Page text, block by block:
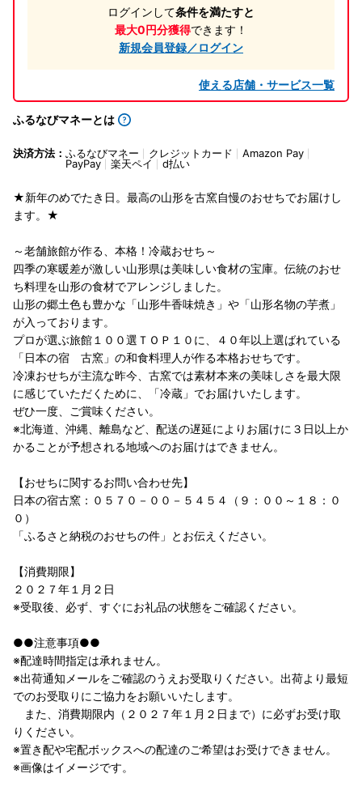
ログインして条件を満たすと
最大0円分獲得できます！
新規会員登録／ログイン
使える店舗・サービス一覧
ふるなびマネーとは
決済方法： ふるなびマネー クレジットカード
Amazon Pay
PayPay
楽天ペイ d払い
★新年のめでたき日。最高の山形を古窯自慢のおせちでお届けし
ます。★
～老舗旅館が作る、本格！冷蔵おせち～
四季の寒暖差が激しい山形県は美味しい食材の宝庫。伝統のおせ
ち料理を山形の食材でアレンジしました。
山形の郷土色も豊かな「山形牛香味焼き」や「山形名物の芋煮」
が入っております。
プロが選ぶ旅館１００選ＴＯＰ１０に、４０年以上選ばれている
「日本の宿 古窯」の和食料理人が作る本格おせちです。
冷凍おせちが主流な昨今、古窯では素材本来の美味しさを最大限
に感じていただくために、「冷蔵」でお届けいたします。
ぜひ一度、ご賞味ください。
※北海道、沖縄、離島など、配送の遅延によりお届けに３日以上か
かることが予想される地域へのお届けはできません。
【おせちに関するお問い合わせ先】
日本の宿古窯：０５７０－００－５４５４（９：００～１８：０
０）
「ふるさと納税のおせちの件」とお伝えください。
【消費期限】
２０２７年１月２日
※受取後、必ず、すぐにお礼品の状態をご確認ください。
●●注意事項●●
※配達時間指定は承れません。
※出荷通知メールをご確認のうえお受取りください。出荷より最短
でのお受取りにご協力をお願いいたします。
また、消費期限内（２０２７年１月２日まで）に必ずお受け取
りください。
※置き配や宅配ボックスへの配達のご希望はお受けできません。
※画像はイメージです。